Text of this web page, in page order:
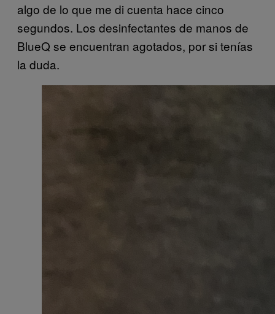
algo de lo que me di cuenta hace cinco
segundos. Los desinfectantes de manos de
BlueQ se encuentran agotados, por si tenías
la duda.